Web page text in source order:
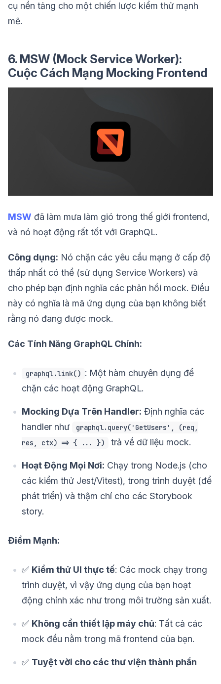
cụ nền tảng cho một chiến lược kiểm thử mạnh
mẽ.
6. MSW (Mock Service Worker):
Cuộc Cách Mạng Mocking Frontend
MSW đã làm mưa làm gió trong thế giới frontend,
và nó hoạt động rất tốt với GraphQL.
Công dụng: Nó chặn các yêu cầu mạng ở cấp độ
thấp nhất có thể (sử dụng Service Workers) và
cho phép bạn định nghĩa các phản hồi mock. Điều
này có nghĩa là mã ứng dụng của bạn không biết
rằng nó đang được mock.
Các Tính Năng GraphQL Chính:
graphql.link() : Một hàm chuyên dụng để
chặn các hoạt động GraphQL.
Mocking Dựa Trên Handler: Định nghĩa các
handler như
graphql.query('GetUsers', (req,
res, ctx) => { ... })
trả về dữ liệu mock.
Hoạt Động Mọi Nơi: Chạy trong Node.js (cho
các kiểm thử Jest/Vitest), trong trình duyệt (để
phát triển) và thậm chí cho các Storybook
story.
Điểm Mạnh:
✅ Kiểm thử UI thực tế: Các mock chạy trong
trình duyệt, vì vậy ứng dụng của bạn hoạt
động chính xác như trong môi trường sản xuất.
✅ Không cần thiết lập máy chủ: Tất cả các
mock đều nằm trong mã frontend của bạn.
✅ Tuyệt vời cho các thư viện thành phần